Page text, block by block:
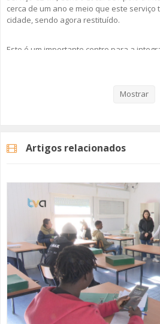
ECOMOVE-TE
cerca de um ano e meio que este
cidade, sendo agora restituído.
Este é um importante centro para a
de proximidade dirigindo-se às
marcado previamente através dos
966682747 ou endereço de email:
Categorias Noticias
Mostrar
Artigos relacionados